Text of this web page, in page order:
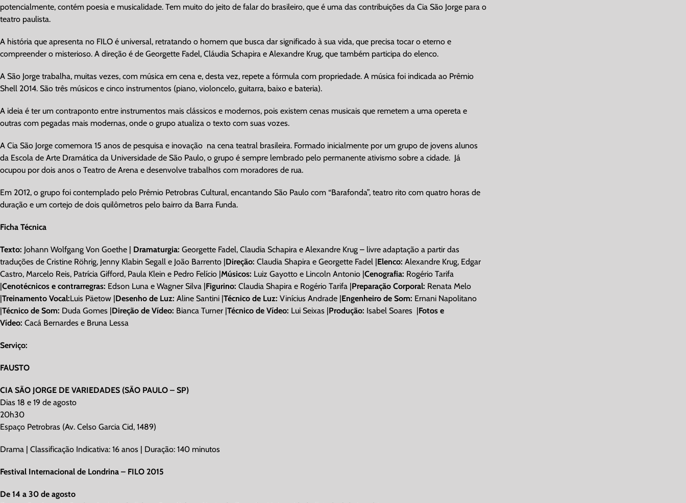
potencialmente, contém poesia e musicalidade. Tem muito do jeito de falar do brasileiro, que é uma das contribuições da Cia São Jorge para o
teatro paulista.
A história que apresenta no FILO é universal, retratando o homem que busca dar significado à sua vida, que precisa tocar o eterno e
compreender o misterioso. A direção é de Georgette Fadel, Cláudia Schapira e Alexandre Krug, que também participa do elenco.
A São Jorge trabalha, muitas vezes, com música em cena e, desta vez, repete a fórmula com propriedade. A música foi indicada ao Prêmio
Shell 2014. São três músicos e cinco instrumentos (piano, violoncelo, guitarra, baixo e bateria).
A ideia é ter um contraponto entre instrumentos mais clássicos e modernos, pois existem cenas musicais que remetem a uma opereta e
outras com pegadas mais modernas, onde o grupo atualiza o texto com suas vozes.
A Cia São Jorge comemora 15 anos de pesquisa e inovação na cena teatral brasileira. Formado inicialmente por um grupo de jovens alunos
da Escola de Arte Dramática da Universidade de São Paulo, o grupo é sempre lembrado pelo permanente ativismo sobre a cidade. Já
ocupou por dois anos o Teatro de Arena e desenvolve trabalhos com moradores de rua.
Em 2012, o grupo foi contemplado pelo Prêmio Petrobras Cultural, encantando São Paulo com “Barafonda”, teatro rito com quatro horas de
duração e um cortejo de dois quilômetros pelo bairro da Barra Funda.
Ficha Técnica
Texto: Johann Wolfgang Von Goethe | Dramaturgia: Georgette Fadel, Claudia Schapira e Alexandre Krug – livre adaptação a partir das
traduções de Cristine Röhrig, Jenny Klabin Segall e João Barrento |Direção: Claudia Shapira e Georgette Fadel |Elenco: Alexandre Krug, Edgar
Castro, Marcelo Reis, Patrícia Gifford, Paula Klein e Pedro Felício |Músicos: Luiz Gayotto e Lincoln Antonio |Cenografia: Rogério Tarifa
|Cenotécnicos e contrarregras: Edson Luna e Wagner Silva |Figurino: Claudia Shapira e Rogério Tarifa |Preparação Corporal: Renata Melo
|Treinamento Vocal:Luis Päetow |Desenho de Luz: Aline Santini |Técnico de Luz: Vinícius Andrade |Engenheiro de Som: Ernani Napolitano
|Técnico de Som: Duda Gomes |Direção de Vídeo: Bianca Turner |Técnico de Vídeo: Lui Seixas |Produção: Isabel Soares |Fotos e
Vídeo: Cacá Bernardes e Bruna Lessa
Serviço:
FAUSTO
CIA SÃO JORGE DE VARIEDADES (SÃO PAULO – SP)
Dias 18 e 19 de agosto
20h30
Espaço Petrobras (Av. Celso Garcia Cid, 1489)
Drama | Classificação Indicativa: 16 anos | Duração: 140 minutos
Festival Internacional de Londrina – FILO 2015
De 14 a 30 de agosto